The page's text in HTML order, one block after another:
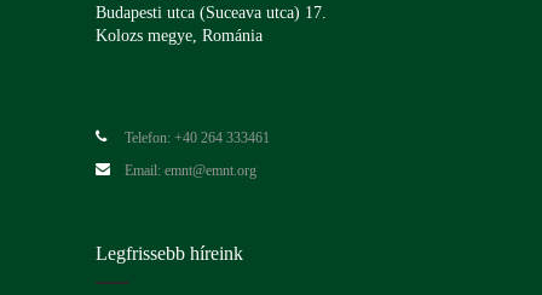
Budapesti utca (Suceava utca) 17.
Kolozs megye, Románia
Telefon: +40 264 333461
Email: emnt@emnt.org
Legfrissebb híreink